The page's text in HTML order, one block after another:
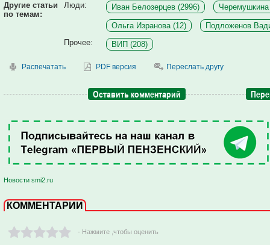
Другие статьи
по темам:
Люди: Иван Белозерцев (2996)
Ольга Изранова (12)
Подложенов
Прочее:
ВИП (208)
Распечатать PDF версия Переслать другу
Оставить комментарий
Новости smi2.ru
КОММЕНТАРИИ
- Нажмите ,чтобы оценить